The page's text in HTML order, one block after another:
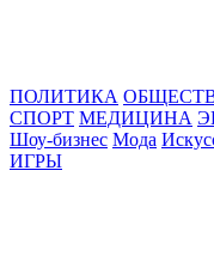
ПОЛИТИКА
СПОРТ МЕДИЦИНА
Шоу-бизнес Мода
ИГРЫ